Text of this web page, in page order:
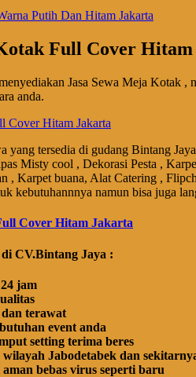
Putih Dan Hitam Jakarta
Full Cover
Jasa Sewa Meja Kotak
anda.
tersedia di gudang Bintang
Misty cool , Dekorasi Pesta ,
, Karpet buana, Alat Catering ,
kebutuhannnya namun bisa juga
CV.Bintang Jaya :
jam
terawat
event anda
setting terima beres
wilayah Jabodetabek dan
bebas virus seperti baru